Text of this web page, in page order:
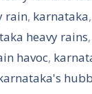
rain, karnataka,
heavy rains,
havoc,